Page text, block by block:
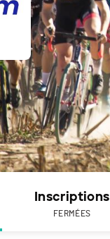
Inscriptions
FERMÉES